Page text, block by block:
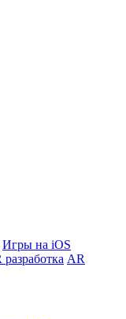
Игры на iOS
разработка AR